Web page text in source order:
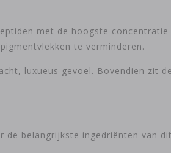
met de hoogste
te verminderen.
luxueus gevoel. Bovendien zit
de belangrijkste ingedriënten van